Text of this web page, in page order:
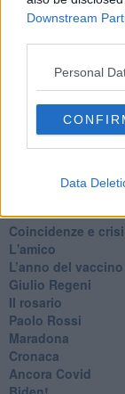
Downstream
Personal
Data
Vaxzevria
​Crapa pelada
​I soliti noti
​Vaccine Easing
Dragonheart
​Con-te
Coincidenze e crisi
L'amico
​L’anno del vaccino
Giulio Regeni
​Il rosario
Paolo Rossi
Maradona
Cronaca
​Ancora Covid